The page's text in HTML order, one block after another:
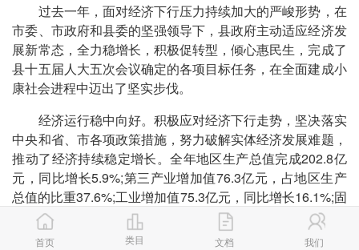
过去一年，面对经济下行压力持续加大的严峻形势，在
市委、市政府和县委的坚强领导下，县政府主动适应经济发
展新常态，全力稳增长，积极促转型，倾心惠民生，完成了
县十五届人大五次会议确定的各项目标任务，在全面建成小
康社会进程中迈出了坚实步伐。
经济运行稳中向好。积极应对经济下行走势，坚决落实
中央和省、市各项政策措施，努力破解实体经济发展难题，
推动了经济持续稳定增长。全年地区生产总值完成202.8亿
元，同比增长5.9%;第三产业增加值76.3亿元，占地区生产
总值的比重37.6%;工业增加值75.3亿元，同比增长16.1%;固
定资产投资157.1亿元，同比增长15.1%;公共财政收入5.45
亿元，同比下降36.8%;社会消费品零售总额达到61.7亿元，
首页 类目 文档 我们